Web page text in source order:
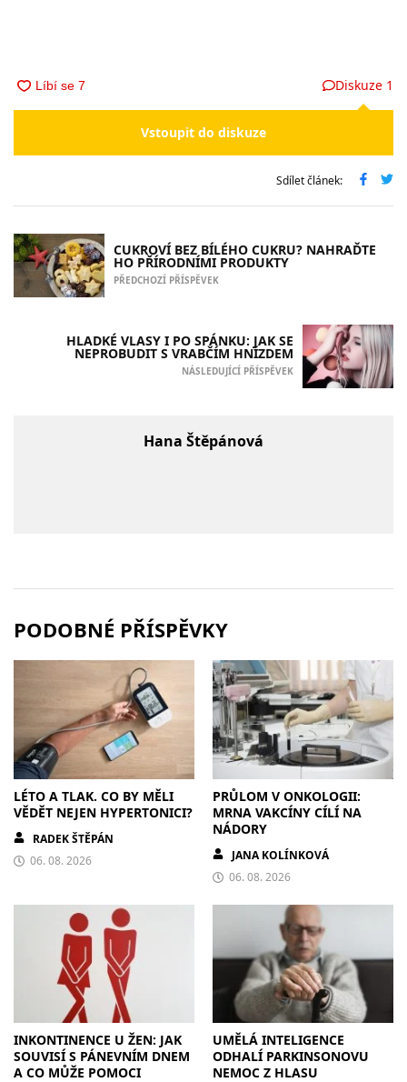
Diskuze 1
Vstoupit do diskuze
Sdílet článek:
CUKROVÍ BEZ BÍLÉHO CUKRU? NAHRAĎTE
HO PŘÍRODNÍMI PRODUKTY
PŘEDCHOZÍ PŘÍSPĚVEK
HLADKÉ VLASY I PO SPÁNKU: JAK SE
NEPROBUDIT S VRABČÍM HNÍZDEM
NÁSLEDUJÍCÍ PŘÍSPĚVEK
Hana Štěpánová
PODOBNÉ PŘÍSPĚVKY
LÉTO A TLAK. CO BY MĚLI
VĚDĚT NEJEN HYPERTONICI?
RADEK ŠTĚPÁN
06. 08. 2026
PRŮLOM V ONKOLOGII:
MRNA VAKCÍNY CÍLÍ NA
NÁDORY
JANA KOLÍNKOVÁ
06. 08. 2026
INKONTINENCE U ŽEN: JAK
SOUVISÍ S PÁNEVNÍM DNEM
A CO MŮŽE POMOCI
UMĚLÁ INTELIGENCE
ODHALÍ PARKINSONOVU
NEMOC Z HLASU